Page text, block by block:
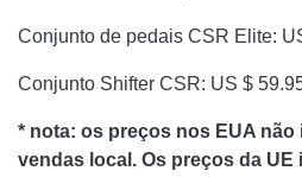
Conjunto de pedais CSR Elite:
Conjunto Shifter CSR: US $
* nota: os preços nos EUA
vendas local. Os preços da UE